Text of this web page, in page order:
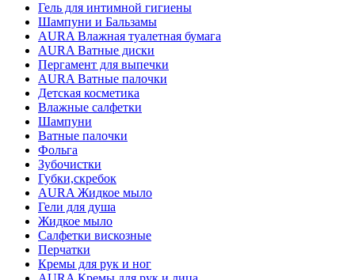
Гель для интимной гигиены
Шампуни и Бальзамы
AURA Влажная туалетная бумага
AURA Ватные диски
Пергамент для выпечки
AURA Ватные палочки
Детская косметика
Влажные салфетки
Шампуни
Ватные палочки
Фольга
Зубочистки
Губки,скребок
AURA Жидкое мыло
Гели для душа
Жидкое мыло
Салфетки вискозные
Перчатки
Кремы для рук и ног